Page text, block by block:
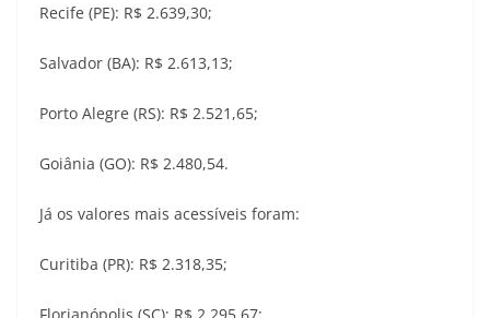
Recife (PE): R$ 2.639,30;
Salvador (BA): R$ 2.613,13;
Porto Alegre (RS): R$ 2.521,65;
Goiânia (GO): R$ 2.480,54.
Já os valores mais acessíveis foram:
Curitiba (PR): R$ 2.318,35;
Florianópolis (SC): R$ 2.295,67;